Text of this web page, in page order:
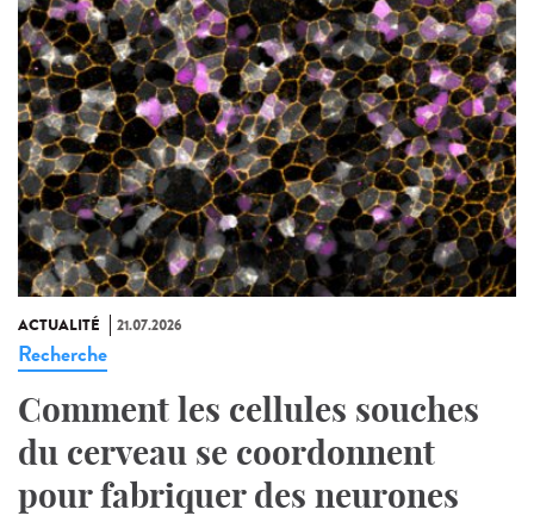
ACTUALITÉ 21.07.2026
Recherche
Comment les cellules souches
du cerveau se coordonnent
pour fabriquer des neurones